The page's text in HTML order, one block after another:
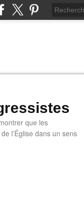
que les
l’Église dans un sens